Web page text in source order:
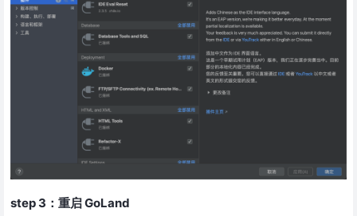
step 3：重启 GoLand